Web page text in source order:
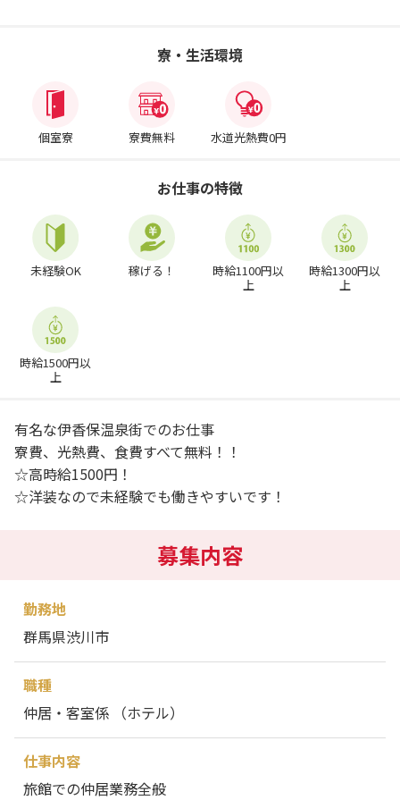
寮・生活環境
個室寮 寮費無料 水道光熱費0円
お仕事の特徴
未経験OK 稼げる！
時給1100円以
上
時給1300円以
上
時給1500円以
上
有名な伊香保温泉街でのお仕事
寮費、光熱費、食費すべて無料！！
☆高時給1500円！
☆洋装なので未経験でも働きやすいです！
募集内容
勤務地
群馬県渋川市
職種
仲居・客室係 （ホテル）
仕事内容
旅館での仲居業務全般